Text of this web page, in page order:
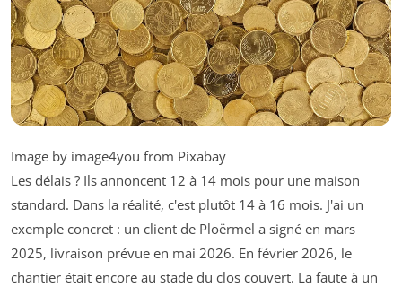
Image by image4you from Pixabay
Les délais ? Ils annoncent 12 à 14 mois pour une maison
standard. Dans la réalité, c'est plutôt 14 à 16 mois. J'ai un
exemple concret : un client de Ploërmel a signé en mars
2025, livraison prévue en mai 2026. En février 2026, le
chantier était encore au stade du clos couvert. La faute à un